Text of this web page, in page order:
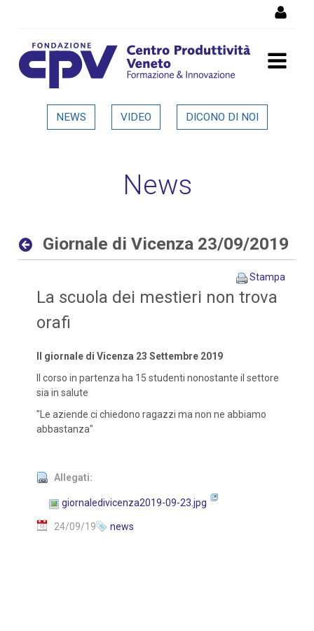
Giornale di Vicenza
NEWS VIDEO DICONO DI NOI
News
Giornale di Vicenza 23/09/2019
Stampa
La scuola dei mestieri non trova
orafi
Il giornale di Vicenza 23 Settembre 2019
Il corso in partenza ha 15 studenti nonostante il settore
sia in salute
"Le aziende ci chiedono ragazzi ma non ne abbiamo
abbastanza"
Allegati:
giornaledivicenza2019-09-23.jpg
24/09/19 news